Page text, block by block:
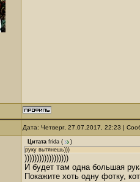
Дата: Четверг, 27.07.2017, 22:23 |
Цитата frida (
)
руку вытянешь)))
))))))))))))))))))
И будет там одна большая
Покажите хоть одну фотку,